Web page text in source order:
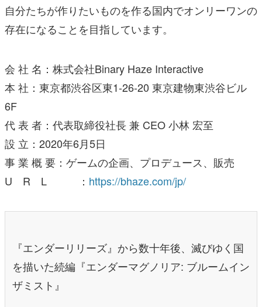
自分たちが作りたいものを作る国内でオンリーワンの
存在になることを目指しています。
会 社 名：株式会社Binary Haze Interactive
本 社：東京都渋谷区東1-26-20 東京建物東渋谷ビル
6F
代 表 者：代表取締役社長 兼 CEO 小林 宏至
設 立：2020年6月5日
事 業 概 要：ゲームの企画、プロデュース、販売
U R L ： https://bhaze.com/jp/
『エンダーリリーズ』から数十年後、滅びゆく国
を描いた続編『エンダーマグノリア: ブルームイン
ザミスト』